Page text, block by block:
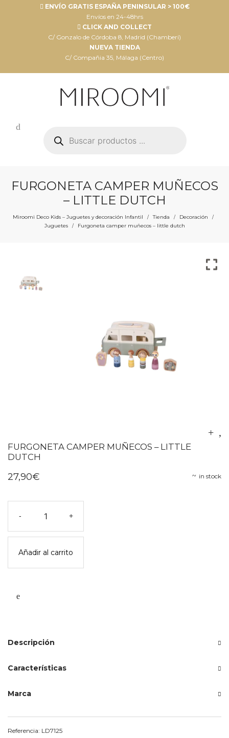
ENVÍO GRATIS ESPAÑA PENINSULAR > 100€
Envíos en 24-48hrs
CLICK AND COLLECT
C/ Gonzalo de Córdoba 8, Madrid (Chamberí)
NUEVA TIENDA
C/ Compañia 35, Málaga (Centro)
productos
FURGONETA CAMPER MUÑECOS
– LITTLE DUTCH
Miroomi Deco Kids – Juguetes y decoración Infantil / Tienda / Decoración /
Juguetes / Furgoneta camper muñecos – little dutch
FURGONETA CAMPER MUÑECOS – LITTLE
DUTCH
in stock
27,90€
-
camper
muñecos
little
dutch
+
Añadir al carrito
Descripción
Características
Marca
Referencia: LD7125